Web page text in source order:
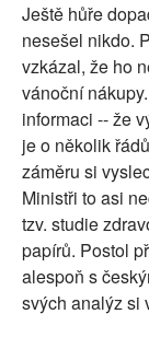
Ještě hůře
nesešel nikdo.
vzkázal, že ho
vánoční
informaci -- že
je o několik
záměru si
Ministři to asi
tzv. studie
papírů. Postol
alespoň s
svých analýz si